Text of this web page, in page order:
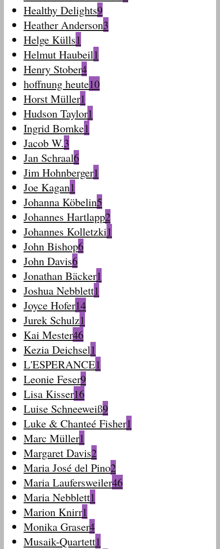
Healthy Delights9
Heather Anderson3
Helge Külls1
Helmut Haubeil1
Henry Stober4
hoffnung heute10
Horst Müller1
Hudson Taylor1
Ingrid Bomke1
Jacob W.3
Jan Schraal6
Jim Hohnberger1
Joe Kagan1
Johanna Köbelin5
Johannes Hartlapp2
Johannes Kolletzki1
John Bishop6
John Davis6
Jonathan Bäcker1
Joshua Nebblett1
Joyce Hofer14
Jurek Schulz1
Kai Mester46
Kezia Deichsel1
L'ESPERANCE1
Leonie Feser9
Lisa Kisser16
Luise Schneeweiß9
Luke & Chanteé Fisher1
Marc Müller1
Margaret Davis2
Maria José del Pino2
Maria Laufersweiler46
Maria Nebblett1
Marion Knirr1
Monika Graser4
Musaik-Quartett1